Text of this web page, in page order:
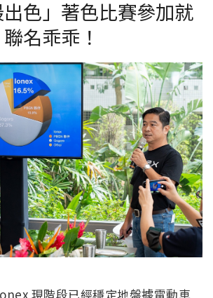
色」著色比賽參加就
名乖乖！
現階段已經穩定地盤據電動車